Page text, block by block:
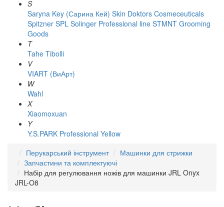
S
Saryna Key (Сарина Кей) Skin Doktors Cosmeceuticals
Spitzner SPL Solinger Professional line STMNT Grooming
Goods
T
Tahe Tibolli
V
VIART (ВиАрт)
W
Wahl
X
Xiaomoxuan
Y
Y.S.PARK Professional Yellow
Перукарський інструмент
Машинки для стрижки
Запчастини та комплектуючі
Набір для регулювання ножів для машинки JRL Onyx
JRL-O8